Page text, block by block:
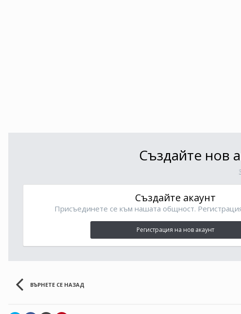
Създайте нов
Създайте акаунт
Присъединете се към нашата общност.
Регистрация на нов акаунт
ВЪРНЕТЕ СЕ НАЗАД